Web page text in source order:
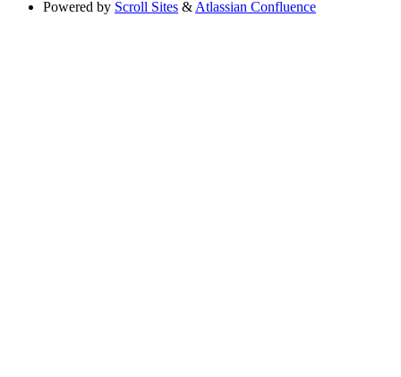
Powered by Scroll Sites & Atlassian Confluence